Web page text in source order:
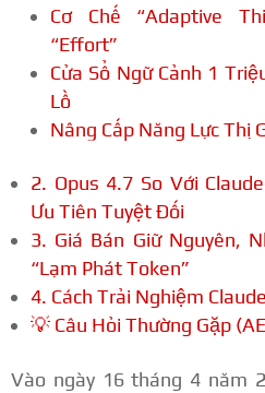
Cơ Chế “Adaptive
“Effort”
Cửa Sổ Ngữ Cảnh 1
Lồ
Nâng Cấp Năng Lực Thị
2. Opus 4.7 So Với
Ưu Tiên Tuyệt Đối
3. Giá Bán Giữ Nguyên,
“Lạm Phát Token”
4. Cách Trải Nghiệm
💡 Câu Hỏi Thường Gặp
Vào ngày 16 tháng 4 năm